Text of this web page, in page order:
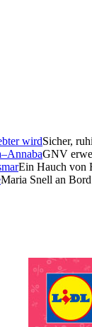
Sicher,
GNV
Ein Hauch von
Maria Snell an